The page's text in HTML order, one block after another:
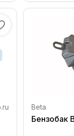
Beta
Бензобак